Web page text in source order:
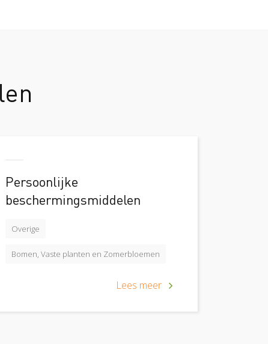
Persoonlijke
beschermingsmiddelen
Overige
Bomen, Vaste planten en Zomerbloemen
Lees meer